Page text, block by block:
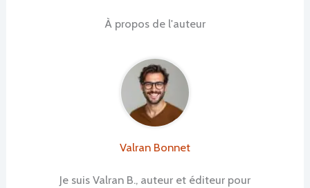
À propos de l'auteur
Valran Bonnet
Je suis Valran B., auteur et éditeur pour